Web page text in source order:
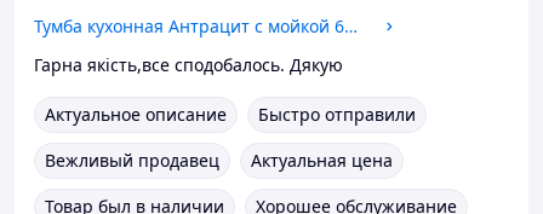
Тумба кухонная Антрацит с мойкой 60x60 (0,6мм) правая чаша, сифон
Гарна якість,все сподобалось. Дякую
Актуальное описание
Быстро отправили
Вежливый продавец
Актуальная цена
Товар был в наличии
Хорошее обслуживание